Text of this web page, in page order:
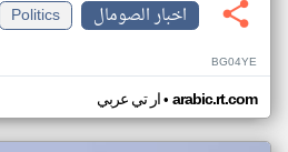
اخبار الصومال
Politics
BG04YE
ار تي عربي• arabic.rt.com